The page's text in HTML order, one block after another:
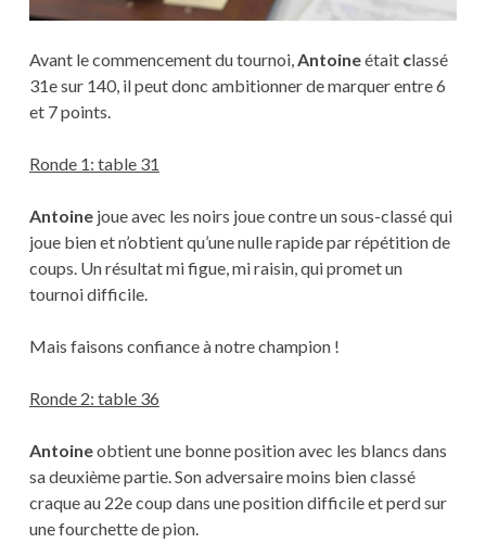
Avant le commencement du tournoi, Antoineétait classé
31e sur 140, il peut donc ambitionner de marquer entre 6
et 7 points.
Ronde 1: table 31
Antoinejoue avec les noirs joue contre un sous-classé qui
joue bien et n’obtient qu’une nulle rapide par répétition de
coups. Un résultat mi figue, mi raisin, qui promet un
tournoi difficile.
Mais faisons confiance à notre champion !
Ronde 2: table 36
Antoineobtient une bonne position avec les blancs dans
sa deuxième partie. Son adversaire moins bien classé
craque au 22e coup dans une position difficile et perd sur
une fourchette de pion.